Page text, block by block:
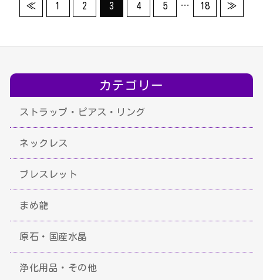
≪ 1 2 3 4 5 … 18 ≫
カテゴリー
ストラップ・ピアス・リング
ネックレス
ブレスレット
まめ龍
原石・国産水晶
浄化用品・その他